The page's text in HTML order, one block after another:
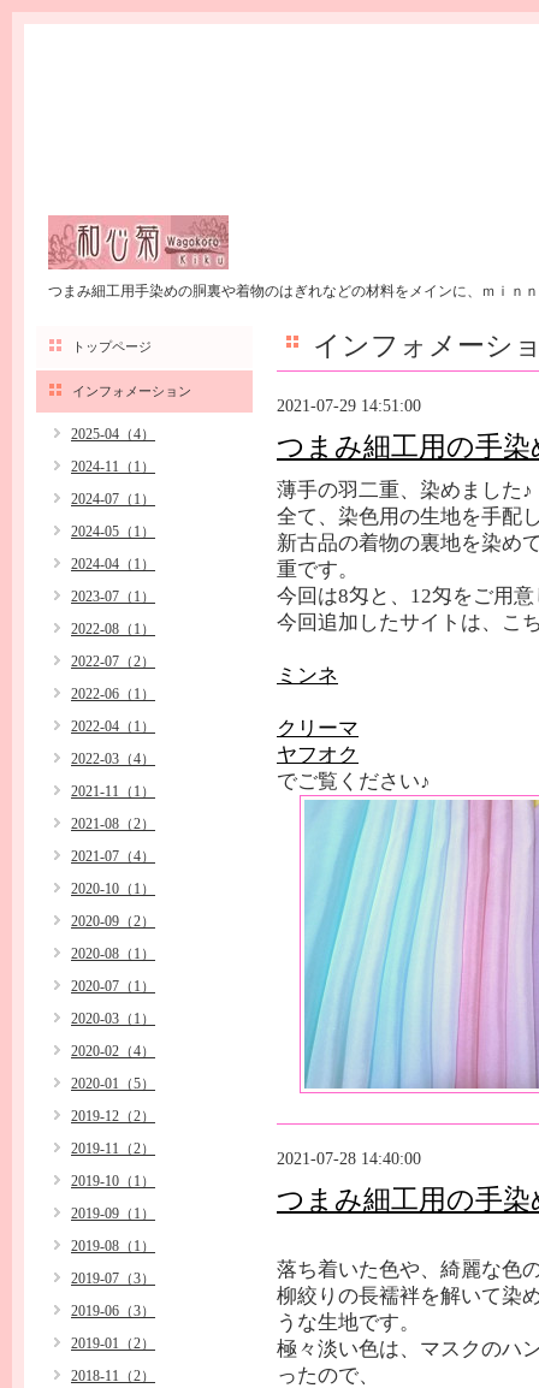
つまみ細工用手染めの胴裏や着物のはぎれなどの材料をメインに、ｍｉｎ
インフォメーシ
2021-07-29 14:51:00
つまみ細工用の手
薄手の羽二重、染めました♪
全て、染色用の生地を手配
新古品の着物の裏地を染め
重です。
今回は8匁と、12匁をご用
今回追加したサイトは、こ
ミンネ
クリーマ
ヤフオク
でご覧ください♪
2021-07-28 14:40:00
つまみ細工用の手
落ち着いた色や、綺麗な色
柳絞りの長襦袢を解いて染
うな生地です。
極々淡い色は、マスクのハ
ったので、
トップページ
インフォメーション
2025-04（4）
2024-11（1）
2024-07（1）
2024-05（1）
2024-04（1）
2023-07（1）
2022-08（1）
2022-07（2）
2022-06（1）
2022-04（1）
2022-03（4）
2021-11（1）
2021-08（2）
2021-07（4）
2020-10（1）
2020-09（2）
2020-08（1）
2020-07（1）
2020-03（1）
2020-02（4）
2020-01（5）
2019-12（2）
2019-11（2）
2019-10（1）
2019-09（1）
2019-08（1）
2019-07（3）
2019-06（3）
2019-01（2）
2018-11（2）